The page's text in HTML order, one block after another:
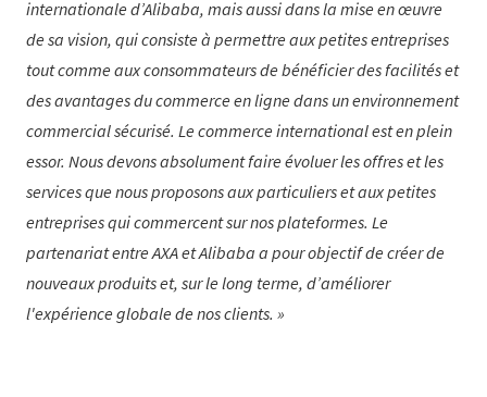
internationale d’Alibaba, mais aussi dans la mise en œuvre
de sa vision, qui consiste à permettre aux petites entreprises
tout comme aux consommateurs de bénéficier des facilités et
des avantages du commerce en ligne dans un environnement
commercial sécurisé. Le commerce international est en plein
essor. Nous devons absolument faire évoluer les offres et les
services que nous proposons aux particuliers et aux petites
entreprises qui commercent sur nos plateformes. Le
partenariat entre AXA et Alibaba a pour objectif de créer de
nouveaux produits et, sur le long terme, d’améliorer
l'expérience globale de nos clients.